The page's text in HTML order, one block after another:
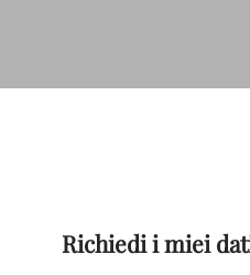
Richiedi i miei